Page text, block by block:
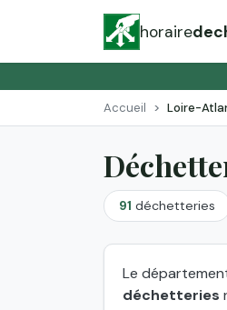
horaire
Accueil Loire-
91 déchetteries
Le
déchetteries